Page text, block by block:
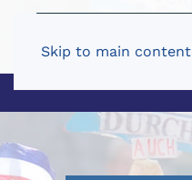
Skip to main content